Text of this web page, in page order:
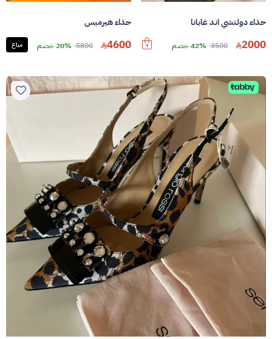
حذاء دولتشي اند غابانا
2000
3500 42% خصم
حذاء هيرميس
4600
5800 20% خصم مباع